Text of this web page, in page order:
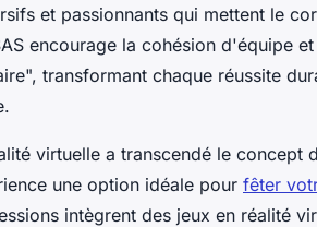
et passionnants qui mettent le
encourage la cohésion d'équipe
transformant chaque réussite
virtuelle a transcendé le concept
une option idéale pour fêter
intègrent des jeux en réalité